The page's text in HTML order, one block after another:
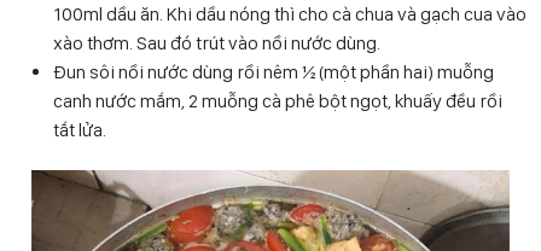
100ml dầu ăn. Khi dầu nóng thì cho cà chua và gạch cua vào
xào thơm. Sau đó trút vào nồi nước dùng.
Đun sôi nồi nước dùng rồi nêm ½ (một phần hai) muỗng
canh nước mắm, 2 muỗng cà phê bột ngọt, khuấy đều rồi
tắt lửa.